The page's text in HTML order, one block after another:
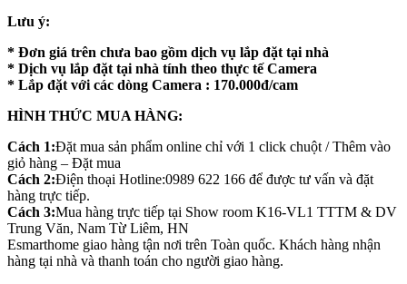
Lưu ý:
* Đơn giá trên chưa bao gồm dịch vụ lắp đặt tại nhà
* Dịch vụ lắp đặt tại nhà tính theo thực tế Camera
* Lắp đặt với các dòng Camera : 170.000đ/cam
HÌNH THỨC MUA HÀNG:
Cách 1:Đặt mua sản phẩm online chỉ với 1 click chuột / Thêm vào
giỏ hàng – Đặt mua
Cách 2:Điện thoại Hotline:0989 622 166 để được tư vấn và đặt
hàng trực tiếp.
Cách 3:Mua hàng trực tiếp tại Show room K16-VL1 TTTM & DV
Trung Văn, Nam Từ Liêm, HN
Esmarthome giao hàng tận nơi trên Toàn quốc. Khách hàng nhận
hàng tại nhà và thanh toán cho người giao hàng.